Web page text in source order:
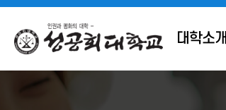
대학소개